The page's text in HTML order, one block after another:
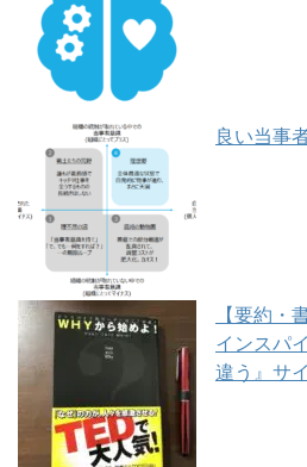
良い当事
【要約・
インスパ
違う』サ